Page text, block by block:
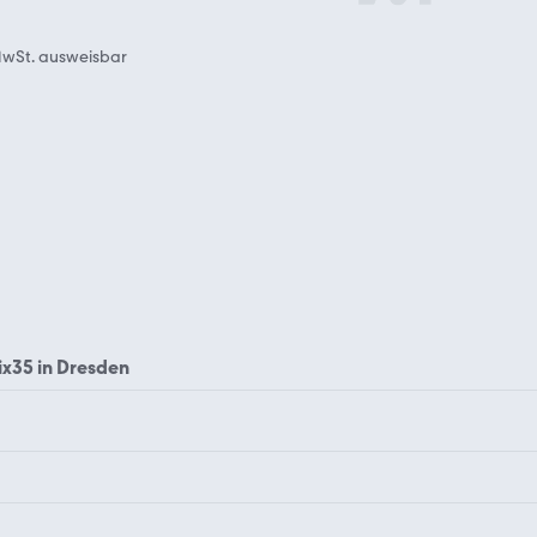
ausweisbar
in Dresden